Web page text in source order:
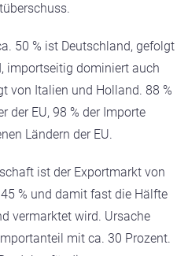
50 % ist Deutschland, gefolgt
importseitig dominiert auch
von Italien und Holland. 88 %
der EU, 98 % der Importe
Ländern der EU.
ist der Exportmarkt von
% und damit fast die Hälfte
vermarktet wird. Ursache
mit ca. 30 Prozent.